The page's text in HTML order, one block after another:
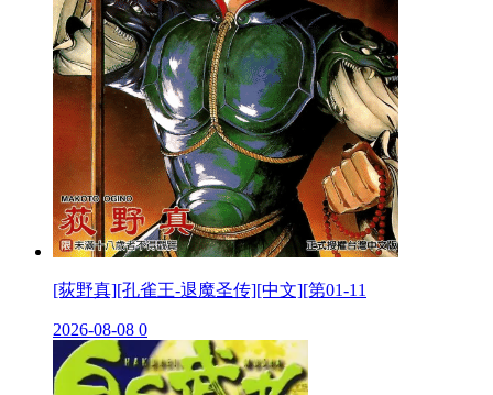
[荻野真][孔雀王-退魔圣传][中文][第01-11
2026-08-08 0